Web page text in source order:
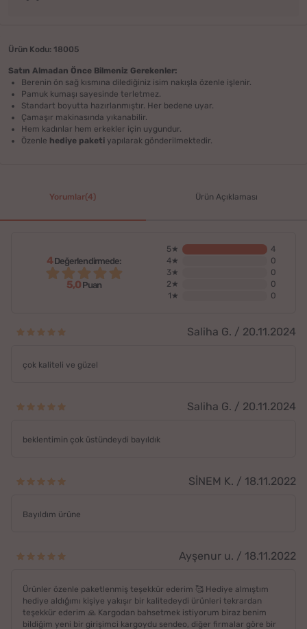
Ürün Kodu: 18005
Satın Almadan Önce Bilmeniz Gerekenler:
Berenin ön sağ kısmına dilediğiniz isim nakışla özenle işlenir.
Pamuk kumaşı sayesinde terletmez.
Standart boyutta hazırlanmıştır. Her bedene uyar.
Çamaşır makinasında yıkanabilir.
Hem kadınlar hem erkekler için uygundur.
Özenle hediye paketi yapılarak gönderilmektedir.
Yorumlar(4) Ürün Açıklaması
4Değerlendirmede:
5,0Puan
5★
4
4★
0
3★
0
2★
0
1★
0
Saliha G. / 20.11.2024
çok kaliteli ve güzel
Saliha G. / 20.11.2024
beklentimin çok üstündeydi bayıldık
SİNEM K. / 18.11.2022
Bayıldım ürüne
Ayşenur u. / 18.11.2022
Ürünler özenle paketlenmiş teşekkür ederim 🥰 Hediye almıştım
hediye aldığımı kişiye yakışır bir kalitedeydi ürünleri tekrardan
teşekkür ederim 🙏 Kargodan bahsetmek istiyorum biraz benim
bildiğim yeni bir girişimci kargoydu sendeo, diğer firmalar göre bir